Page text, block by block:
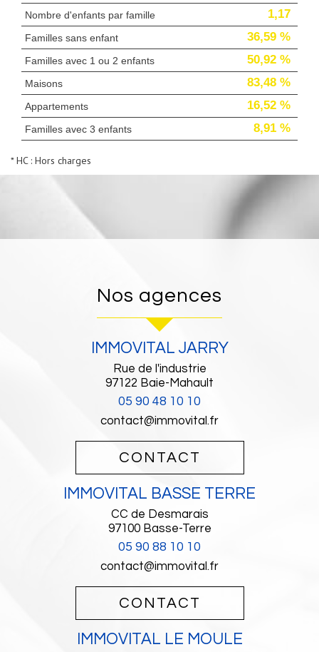
Nombre d'enfants par famille 1,17
Familles sans enfant 36,59 %
Familles avec 1 ou 2 enfants 50,92 %
Maisons 83,48 %
Appartements 16,52 %
Familles avec 3 enfants 8,91 %
* HC : Hors charges
nos agences
IMMOVITAL JARRY
Rue de l'industrie
97122 Baie-Mahault
05 90 48 10 10
contact@immovital.fr
CONTACT
IMMOVITAL BASSE TERRE
CC de Desmarais
97100 Basse-Terre
05 90 88 10 10
contact@immovital.fr
CONTACT
IMMOVITAL LE MOULE